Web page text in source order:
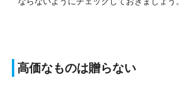
高価なものは贈らない